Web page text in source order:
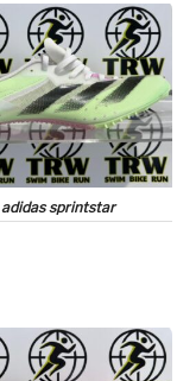
adidas sprintstar